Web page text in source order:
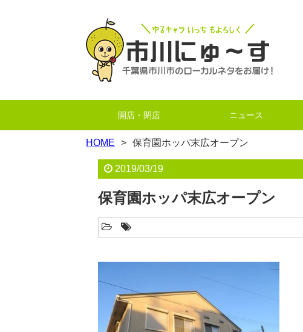
開店・閉店 ニュース
HOME 保育園ホッパ末広オープン
2019/03/19
保育園ホッパ末広オープン